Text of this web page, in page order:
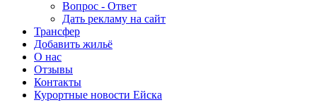
Вопрос - Ответ
Дать рекламу на сайт
Трансфер
Добавить жильё
О нас
Отзывы
Контакты
Курортные новости Ейска